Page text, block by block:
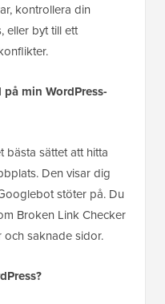
kontrollera din
eller byt till ett
min WordPress-
bästa sättet att hitta
Den visar dig
stöter på. Du
Broken Link Checker
saknade sidor.